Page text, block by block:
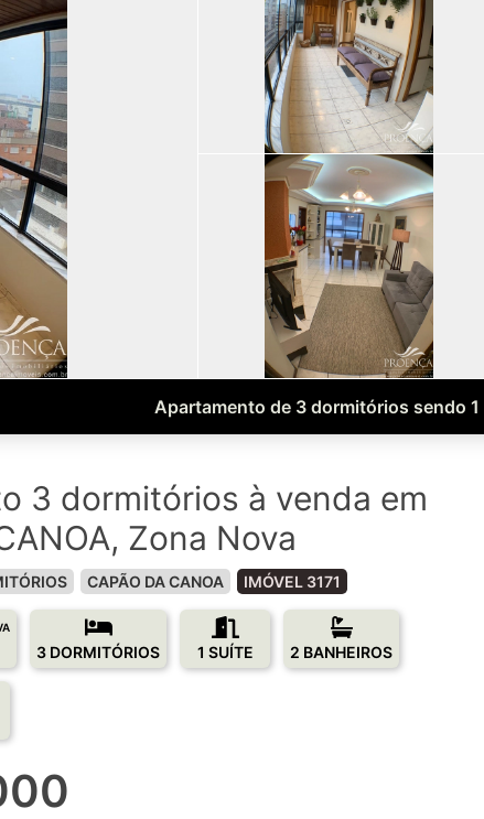
Apartamento de 3 dormitórios sendo
3 dormitórios à venda em
Zona Nova
CAPÃO DA CANOA IMÓVEL 3171
3 DORMITÓRIOS 1 SUÍTE 2 BANHEIROS